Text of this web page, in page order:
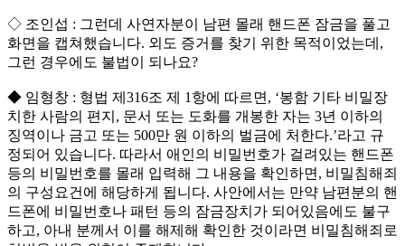
◇ 조인섭 : 그런데 사연자분이 남편 몰래 핸드폰 잠금을 풀고
화면을 캡쳐했습니다. 외도 증거를 찾기 위한 목적이었는데,
그런 경우에도 불법이 되나요?
◆ 임형창 : 형법 제316조 제 1항에 따르면, ‘봉함 기타 비밀장
치한 사람의 편지, 문서 또는 도화를 개봉한 자는 3년 이하의
징역이나 금고 또는 500만 원 이하의 벌금에 처한다.’라고 규
정되어 있습니다. 따라서 애인의 비밀번호가 걸려있는 핸드폰
등의 비밀번호를 몰래 입력해 그 내용을 확인하면, 비밀침해죄
의 구성요건에 해당하게 됩니다. 사안에서는 만약 남편분의 핸
드폰에 비밀번호나 패턴 등의 잠금장치가 되어있음에도 불구
하고, 아내 분께서 이를 해제해 확인한 것이라면 비밀침해죄로